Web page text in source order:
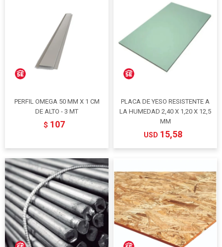
PERFIL OMEGA 50 MM X 1 CM
DE ALTO - 3 MT
$ 107
PLACA DE YESO RESISTENTE A
LA HUMEDAD 2,40 X 1,20 X 12,5
MM
USD 15,58